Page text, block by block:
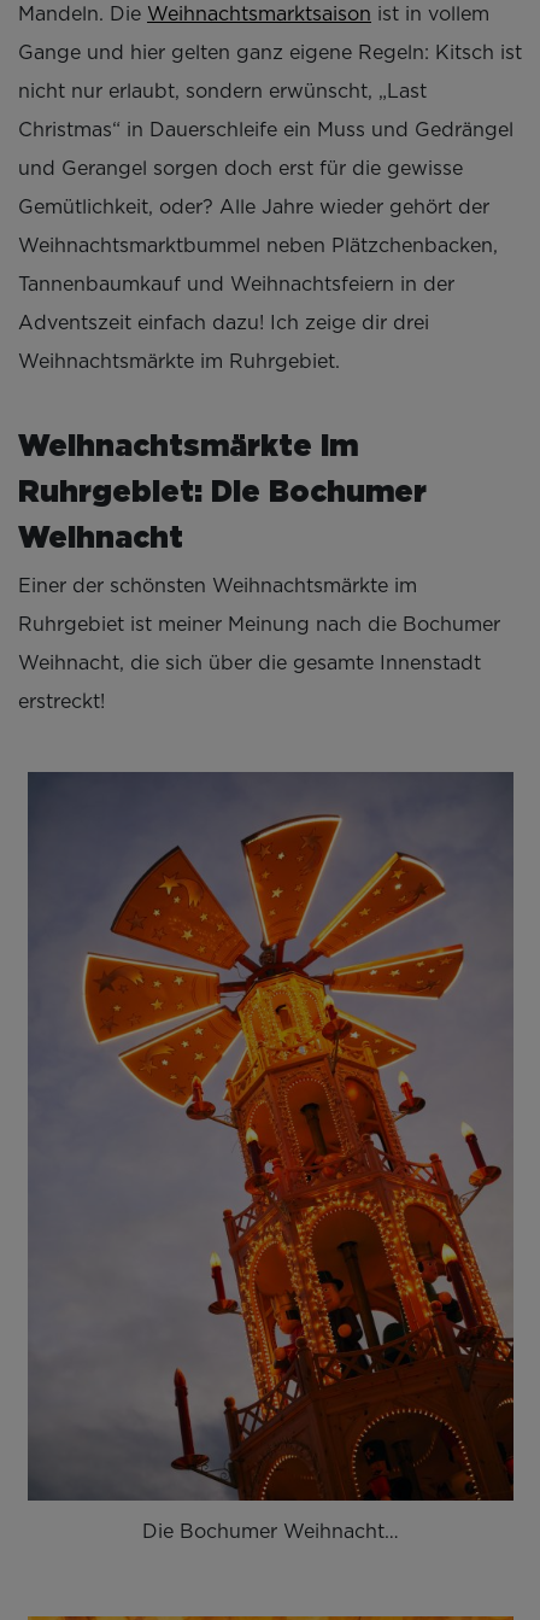
Mandeln. Die Weihnachtsmarktsaison ist in vollem
Gange und hier gelten ganz eigene Regeln: Kitsch ist
nicht nur erlaubt, sondern erwünscht, „Last
Christmas“ in Dauerschleife ein Muss und Gedrängel
und Gerangel sorgen doch erst für die gewisse
Gemütlichkeit, oder? Alle Jahre wieder gehört der
Weihnachtsmarktbummel neben Plätzchenbacken,
Tannenbaumkauf und Weihnachtsfeiern in der
Adventszeit einfach dazu! Ich zeige dir drei
Weihnachtsmärkte im Ruhrgebiet.
Weihnachtsmärkte im
Ruhrgebiet: Die Bochumer
Weihnacht
Einer der schönsten Weihnachtsmärkte im
Ruhrgebiet ist meiner Meinung nach die Bochumer
Weihnacht, die sich über die gesamte Innenstadt
erstreckt!
Die Bochumer Weihnacht…